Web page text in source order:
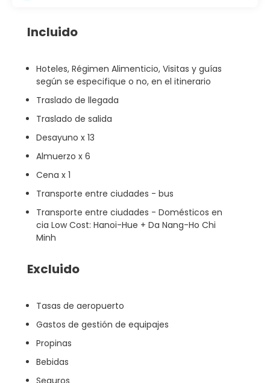
Incluido
Hoteles, Régimen Alimenticio, Visitas y guías
según se especifique o no, en el itinerario
Traslado de llegada
Traslado de salida
Desayuno x 13
Almuerzo x 6
Cena x 1
Transporte entre ciudades - bus
Transporte entre ciudades - Domésticos en
cia Low Cost: Hanoi-Hue + Da Nang-Ho Chi
Minh
Excluido
Tasas de aeropuerto
Gastos de gestión de equipajes
Propinas
Bebidas
Seguros